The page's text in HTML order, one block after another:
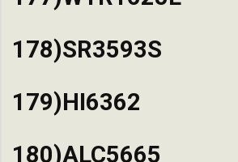
178)SR3593S
179)HI6362
180)ALC5665